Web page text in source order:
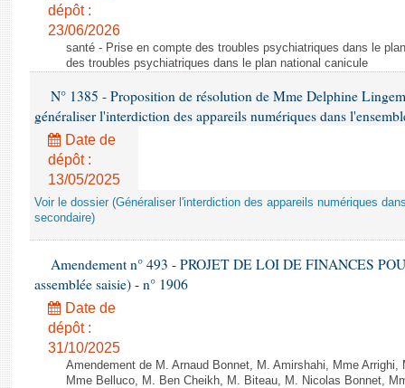
dépôt :
23/06/2026
santé - Prise en compte des troubles psychiatriques dans le
des troubles psychiatriques dans le plan national canicule
N° 1385 - Proposition de résolution de Mme Delphine
généraliser l'interdiction des appareils numériques dans
Date de
dépôt :
13/05/2025
Voir le dossier (Généraliser l'interdiction des appareils numériques
secondaire)
Amendement n° 493 - PROJET DE LOI DE FINANCES
assemblée saisie) - n° 1906
Date de
dépôt :
31/10/2025
Amendement de M. Arnaud Bonnet, M. Amirshahi, Mme
Mme Belluco, M. Ben Cheikh, M. Biteau, M. Nicolas Bonnet,